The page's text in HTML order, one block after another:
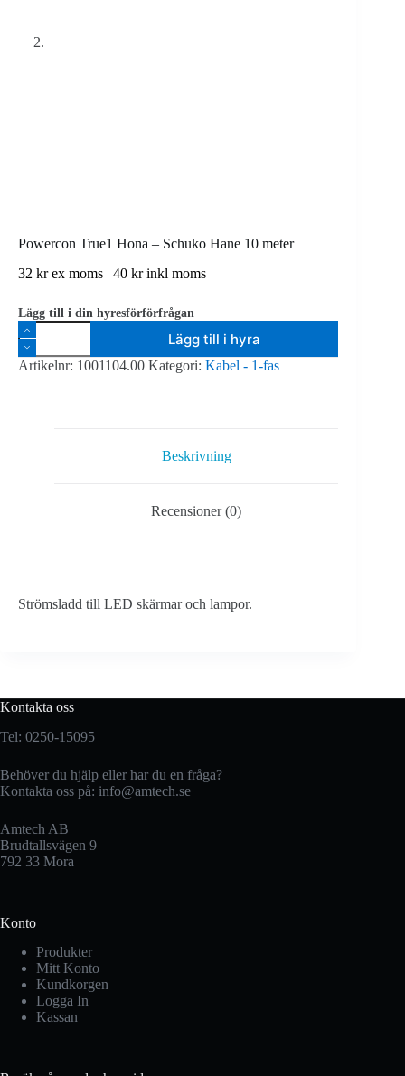
Powercon True1 Hona – Schuko Hane 10 meter
32 krex moms | 40 krinkl moms
Lägg till i din hyresförförfrågan
Powercon
True1
Hona
-
Lägg till i hyra
Artikelnr: 1001104.00 Kategori: Kabel - 1-fas
Beskrivning
Recensioner (0)
Strömsladd till LED skärmar och lampor.
Kontakta oss
Tel: 0250-15095
Behöver du hjälp eller har du en fråga?
Kontakta oss på: info@amtech.se
Amtech AB
Brudtallsvägen 9
792 33 Mora
Konto
Produkter
Mitt Konto
Kundkorgen
Logga In
Kassan